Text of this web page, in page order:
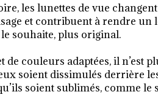
les lunettes de vue
et contribuent à rendre un
souhaite, plus original.
de couleurs adaptées, il n’est
soient dissimulés derrière
soient sublimés, comme le